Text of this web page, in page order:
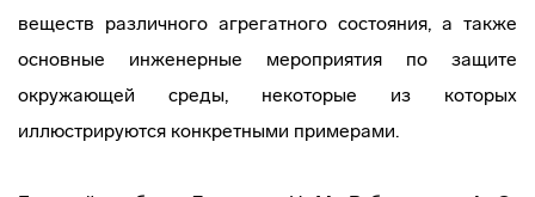
веществ различного агрегатного состояния, а также
основные инженерные мероприятия по защите
окружающей среды, некоторые из которых
иллюстрируются конкретными примерами.